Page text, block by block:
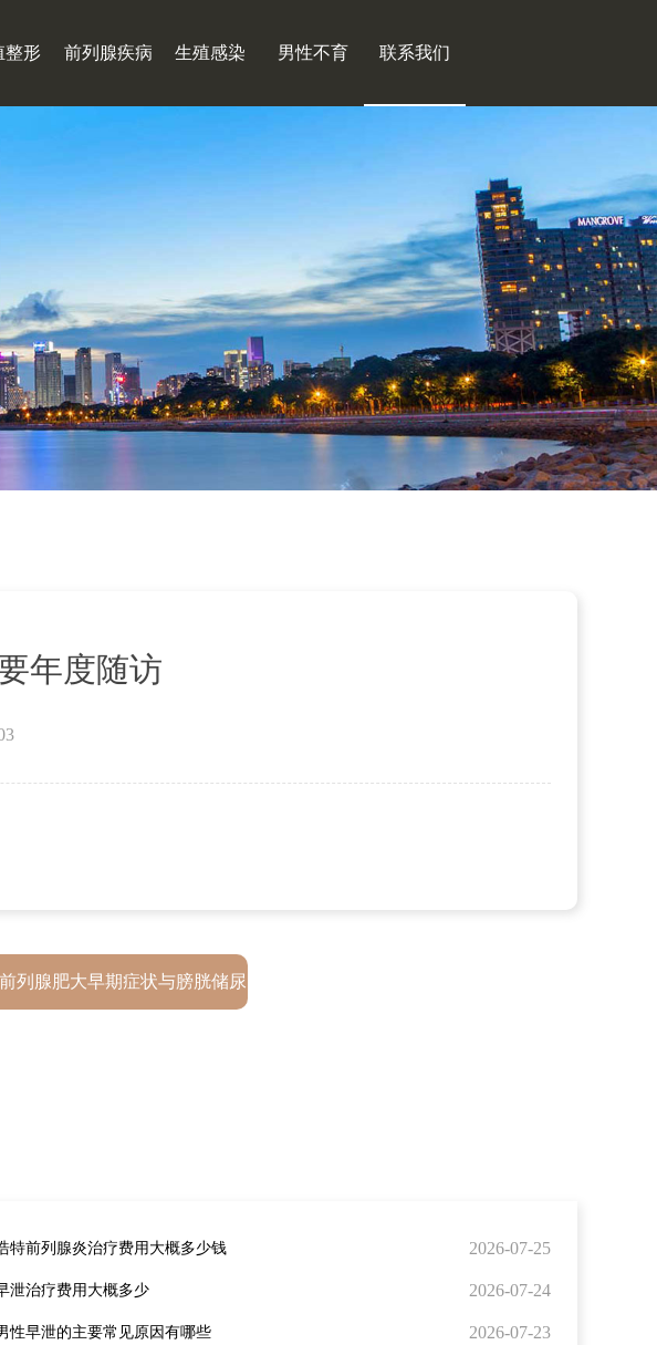
整形 前列腺疾病 生殖感染 男性不育 联系我们
年度随访
前列腺肥大早期症状与膀胱储尿
特前列腺炎治疗费用大概多少钱 2026-07-25
泄治疗费用大概多少 2026-07-24
性早泄的主要常见原因有哪些 2026-07-23